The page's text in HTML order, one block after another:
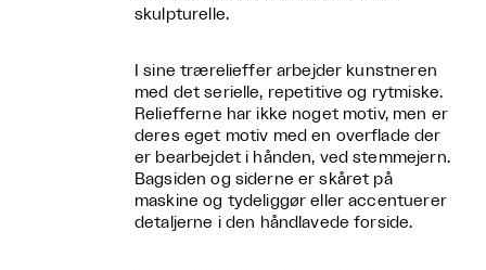
skulpturelle.
I sine trærelieffer arbejder kunstneren
med det serielle, repetitive og rytmiske.
Reliefferne har ikke noget motiv, men er
deres eget motiv med en overflade der
er bearbejdet i hånden, ved stemmejern.
Bagsiden og siderne er skåret på
maskine og tydeliggør eller accentuerer
detaljerne i den håndlavede forside.